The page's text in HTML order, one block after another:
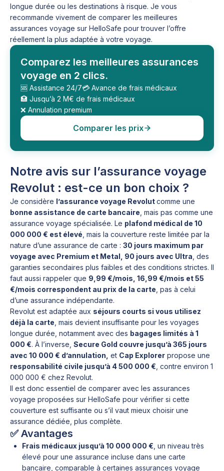
longue durée ou les destinations à risque. Je vous
recommande vivement de comparer les meilleures
assurances voyage sur HelloSafe pour trouver l’offre
réellement la plus adaptée à votre voyage.
Comparez les meilleures assurances
voyage en 2 clics.
🆘 Assistance 24/7💳 Avance de frais médicaux
🏥 Jusqu’à 2 M€ de frais médicaux
❌ Annulation premium
Comparer les prix
Notre avis sur l’assurance voyage
Revolut : est-ce un bon choix ?
Je considère l’assurance voyage Revolutcomme une
bonne assistance de carte bancaire , mais pas comme une
assurance voyage spécialisée. Le plafond médical de 10
000 000 € est élevé , mais la couverture reste limitée par la
nature d’une assurance de carte : 30 jours maximum par
voyage avec Premium et Metal, 90 jours avec Ultra , des
garanties secondaires plus faibles et des conditions strictes. Il
faut aussi rappeler que 9,99 €/mois, 16,99 €/mois et 55
€/mois correspondent au prix de la carte , pas à celui
d’une assurance indépendante.
Revolut est adaptée aux séjours courts si vous utilisez
déjà la carte , mais devient insuffisante pour les voyages
longue durée, notamment avec des bagages limités à 1
000 €. À l’inverse, Secure Gold couvre jusqu’à 365 jours
avec 10 000 € d’annulation, et Cap Explorer propose une
responsabilité civile jusqu’à 4 500 000 € , contre environ 1
000 000 € chez Revolut.
Il est donc essentiel de comparer avec les assurances
voyage proposées sur HelloSafe pour vérifier si cette
couverture est suffisante ou s’il vaut mieux choisir une
assurance dédiée, plus complète.
✅ Avantages
Frais médicaux jusqu’à 10 000 000 € , un niveau très
élevé pour une assurance incluse dans une carte
bancaire, comparable à certaines assurances voyage